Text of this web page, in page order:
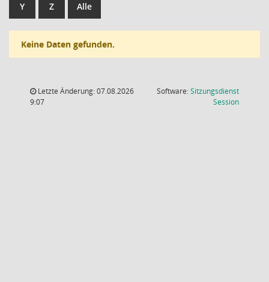
Y Z Alle
Keine Daten gefunden.
Letzte Änderung: 07.08.2026
9:07
Software:Sitzungsdienst
Session(Wird in